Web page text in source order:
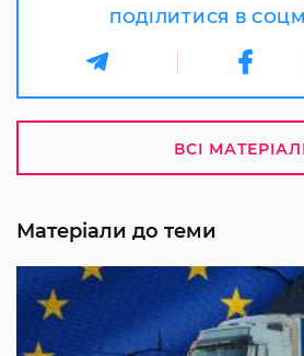
ПОДІЛИТИСЯ В
ВСІ
Матеріали до теми